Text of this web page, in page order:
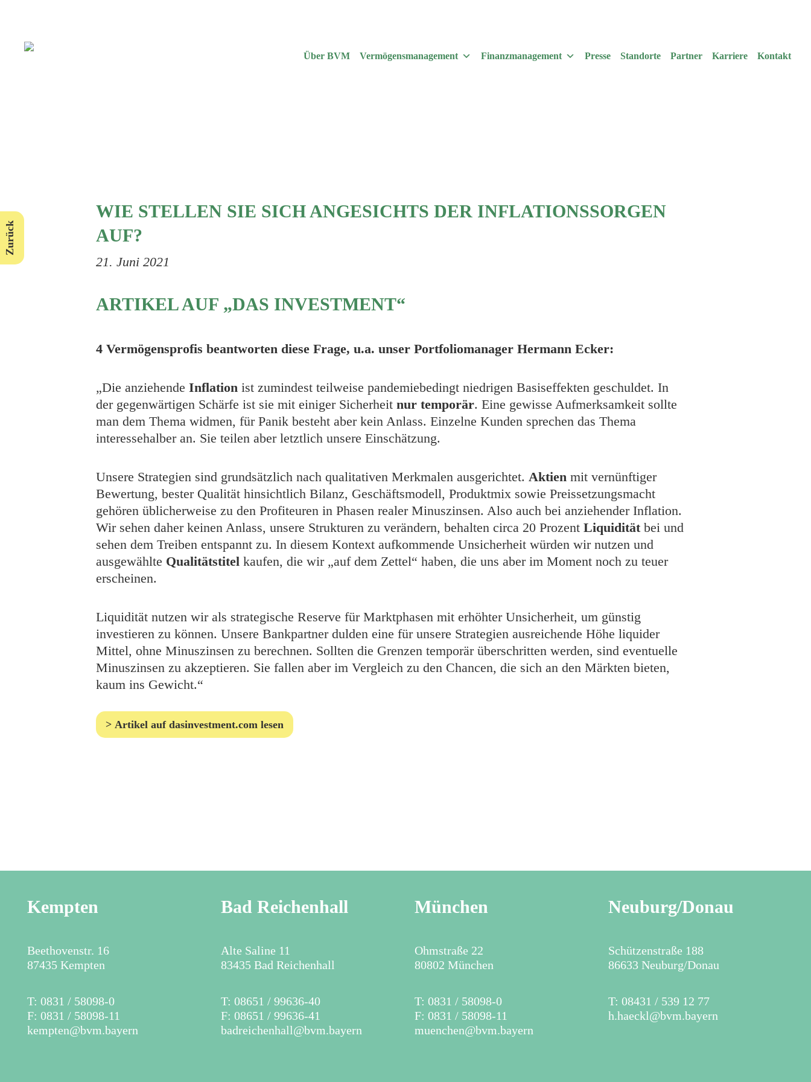
Über BVM Vermögensmanagement Finanzmanagement Presse Standorte Partner Karriere Kontakt
WIE STELLEN SIE SICH ANGESICHTS DER INFLATIONSSORGEN
AUF?
21. Juni 2021
ARTIKEL AUF „DAS INVESTMENT“
4 Vermögensprofis beantworten diese Frage, u.a. unser Portfoliomanager Hermann Ecker:
„Die anziehende Inflationist zumindest teilweise pandemiebedingt niedrigen Basiseffekten geschuldet. In
der gegenwärtigen Schärfe ist sie mit einiger Sicherheit nur temporär. Eine gewisse Aufmerksamkeit sollte
man dem Thema widmen, für Panik besteht aber kein Anlass. Einzelne Kunden sprechen das Thema
interessehalber an. Sie teilen aber letztlich unsere Einschätzung.
Unsere Strategien sind grundsätzlich nach qualitativen Merkmalen ausgerichtet. Aktienmit vernünftiger
Bewertung, bester Qualität hinsichtlich Bilanz, Geschäftsmodell, Produktmix sowie Preissetzungsmacht
gehören üblicherweise zu den Profiteuren in Phasen realer Minuszinsen. Also auch bei anziehender Inflation.
Wir sehen daher keinen Anlass, unsere Strukturen zu verändern, behalten circa 20 Prozent Liquidität bei und
sehen dem Treiben entspannt zu. In diesem Kontext aufkommende Unsicherheit würden wir nutzen und
ausgewählte Qualitätstitelkaufen, die wir „auf dem Zettel“ haben, die uns aber im Moment noch zu teuer
erscheinen.
Liquidität nutzen wir als strategische Reserve für Marktphasen mit erhöhter Unsicherheit, um günstig
investieren zu können. Unsere Bankpartner dulden eine für unsere Strategien ausreichende Höhe liquider
Mittel, ohne Minuszinsen zu berechnen. Sollten die Grenzen temporär überschritten werden, sind eventuelle
Minuszinsen zu akzeptieren. Sie fallen aber im Vergleich zu den Chancen, die sich an den Märkten bieten,
kaum ins Gewicht.“
Artikel auf dasinvestment.com lesen
Zurück
Kempten
Beethovenstr. 16
87435 Kempten
​T: 0831 / 58098-0
F: 0831 / 58098-11
kempten@bvm.bayern
Bad Reichenhall
Alte Saline 11
83435 Bad Reichenhall
​T: 08651 / 99636-40
F: 08651 / 99636-41
badreichenhall@bvm.bayern
München
Ohmstraße 22
80802 München
T: 0831 / 58098-0
F: 0831 / 58098-11
muenchen@bvm.bayern
Neuburg/Donau
Schützenstraße 188
86633 Neuburg/Donau
T: 08431 / 539 12 77
h.haeckl@bvm.bayern